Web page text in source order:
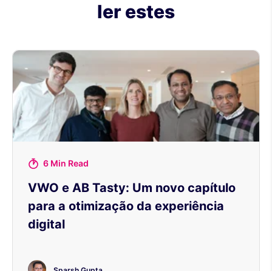
ler estes
6 Min Read
VWO e AB Tasty: Um novo capítulo
para a otimização da experiência
digital